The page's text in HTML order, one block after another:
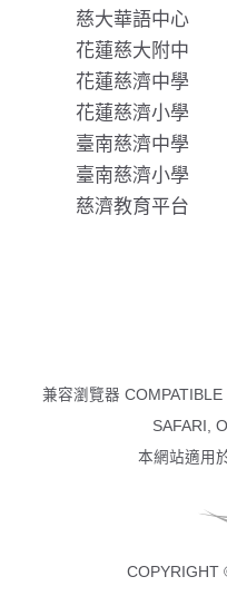
慈大華語中心
花蓮慈大附中
花蓮慈濟中學
花蓮慈濟小學
臺南慈濟中學
臺南慈濟小學
慈濟教育平台
兼容瀏覽器
SAFARI,
本網站適用
COPYRIGHT